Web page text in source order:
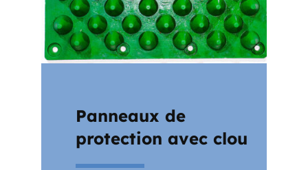
Panneaux de
protection avec clou